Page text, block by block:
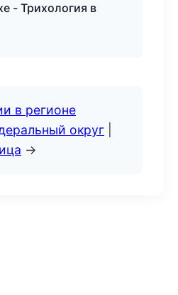
- Трихология в
в регионе
округ
→